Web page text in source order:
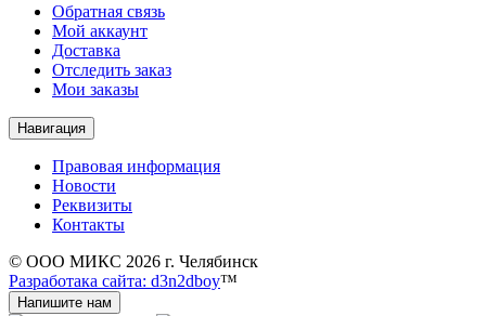
Обратная связь
Мой аккаунт
Доставка
Отследить заказ
Мои заказы
Навигация
Правовая информация
Новости
Реквизиты
Контакты
© ООО МИКС 2026 г. Челябинск
Разработака сайта: d3n2dboy™
Напишите нам